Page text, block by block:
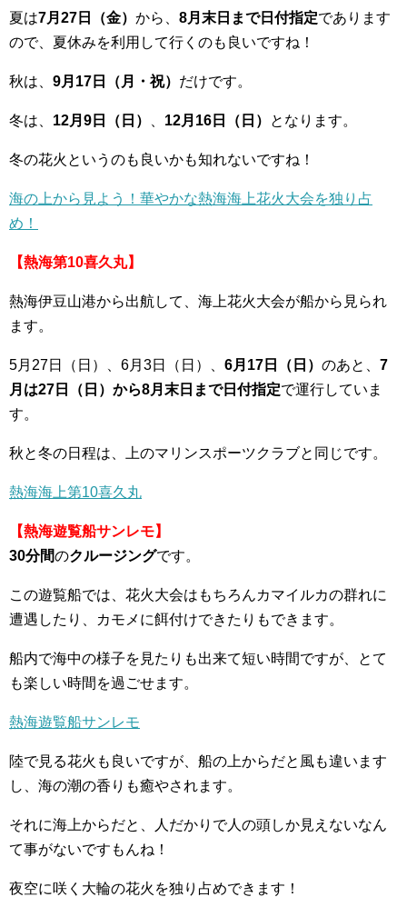
夏は7月27日（金） から、 8月末日まで日付指定であります
ので、夏休みを利用して行くのも良いですね！
秋は、 9月17日（月・祝） だけです。
冬は、 12月9日（日） 12月16日（日） となります。
冬の花火というのも良いかも知れないですね！
海の上から見よう！華やかな熱海海上花火大会を独り占
め！
【熱海第10喜久丸】
熱海伊豆山港から出航して、海上花火大会が船から見られ
ます。
5月27日（日）、6月3日（日）、 6月17日（日） のあと、 7
月は27日（日）から8月末日まで日付指定で運行していま
す。
秋と冬の日程は、上のマリンスポーツクラブと同じです。
熱海海上第10喜久丸
【熱海遊覧船サンレモ】
30分間のクルージングです。
この遊覧船では、花火大会はもちろんカマイルカの群れに
遭遇したり、カモメに餌付けできたりもできます。
船内で海中の様子を見たりも出来て短い時間ですが、とて
も楽しい時間を過ごせます。
熱海遊覧船サンレモ
陸で見る花火も良いですが、船の上からだと風も違います
し、海の潮の香りも癒やされます。
それに海上からだと、人だかりで人の頭しか見えないなん
て事がないですもんね！
夜空に咲く大輪の花火を独り占めできます！